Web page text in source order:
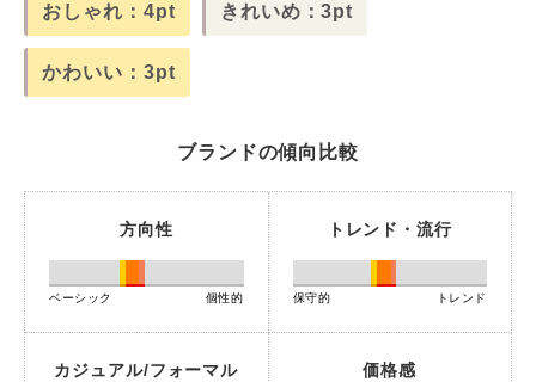
おしゃれ：4pt きれいめ：3pt
かわいい：3pt
ブランドの傾向比較
方向性
ベーシック 個性的
トレンド・流行
保守的 トレンド
カジュアル/フォーマル 価格感